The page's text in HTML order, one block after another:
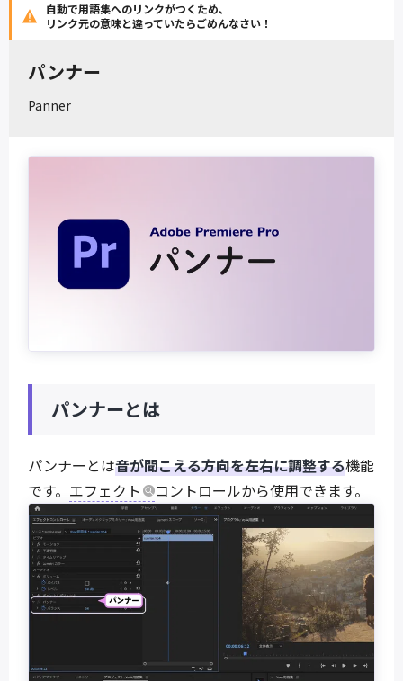
自動で用語集へのリンクがつくため、
リンク元の意味と違っていたらごめんなさい！
パンナー
Panner
パンナーとは
パンナーとは音が聞こえる方向を左右に調整する機能
です。 エフェクト コントロールから使用できます。